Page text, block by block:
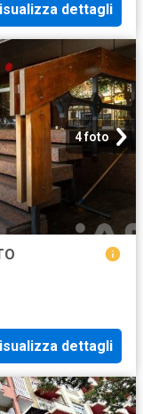
dettagli
4 foto
dettagli